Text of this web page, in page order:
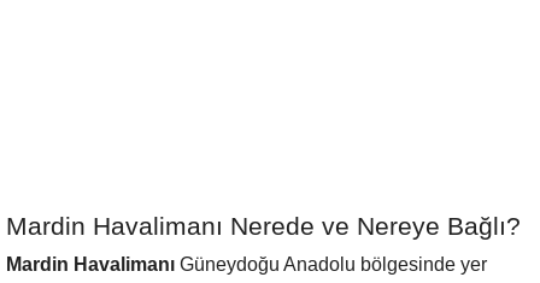
Mardin Havalimanı Nerede ve Nereye Bağlı?
Mardin Havalimanı Güneydoğu Anadolu bölgesinde yer